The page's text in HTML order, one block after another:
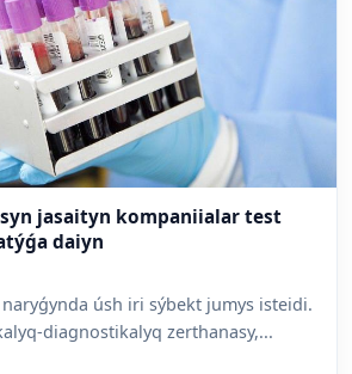
jasaityn kompaniialar test
daiyn
úsh iri sýbekt jumys isteidi.
diagnostikalyq zerthanasy,...